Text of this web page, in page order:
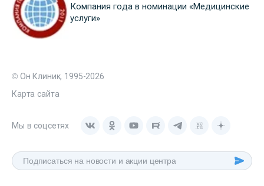
Компания года в номинации «Медицинские
услуги»
© Он Клиник, 1995-2026
Карта сайта
Мы в соцсетях